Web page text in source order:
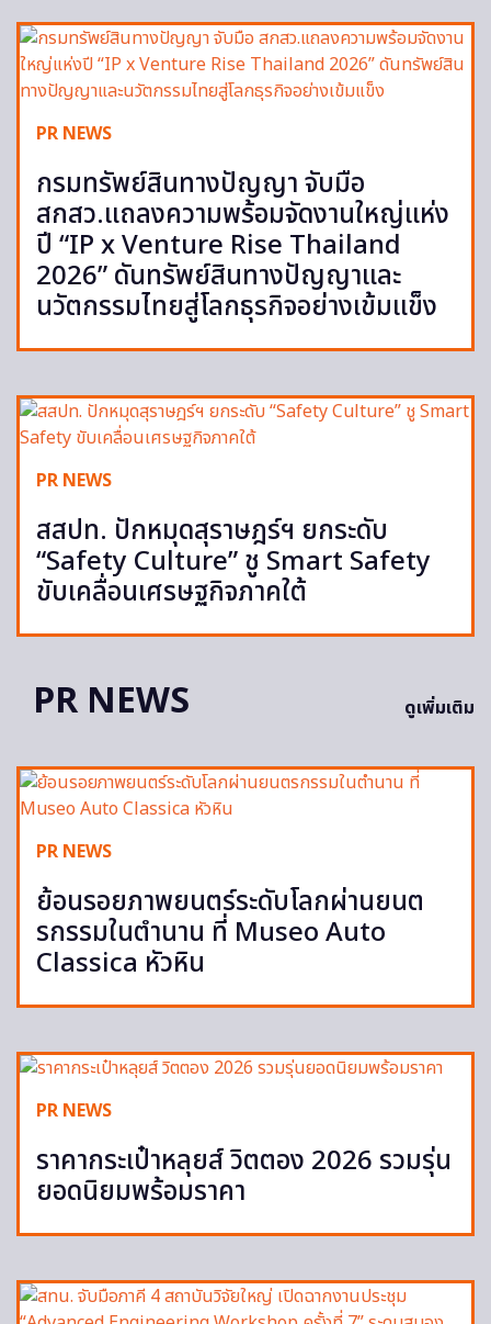
PR NEWS
กรมทรัพย์สินทางปัญญา จับมือ
สกสว.แถลงความพร้อมจัดงานใหญ่แห่ง
ปี “IP x Venture Rise Thailand
2026” ดันทรัพย์สินทางปัญญาและ
นวัตกรรมไทยสู่โลกธุรกิจอย่างเข้มแข็ง
PR NEWS
สสปท. ปักหมุดสุราษฎร์ฯ ยกระดับ
“Safety Culture” ชู Smart Safety
ขับเคลื่อนเศรษฐกิจภาคใต้
PR NEWS ดูเพิ่มเติม
PR NEWS
ย้อนรอยภาพยนตร์ระดับโลกผ่านยนต
รกรรมในตำนาน ที่ Museo Auto
Classica หัวหิน
PR NEWS
ราคากระเป๋าหลุยส์ วิตตอง 2026 รวมรุ่น
ยอดนิยมพร้อมราคา